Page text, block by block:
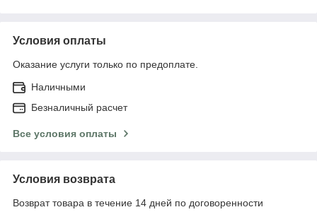
Условия оплаты
Оказание услуги только по предоплате.
Наличными
Безналичный расчет
Все условия оплаты
Условия возврата
Возврат товара в течение 14 дней по договоренности